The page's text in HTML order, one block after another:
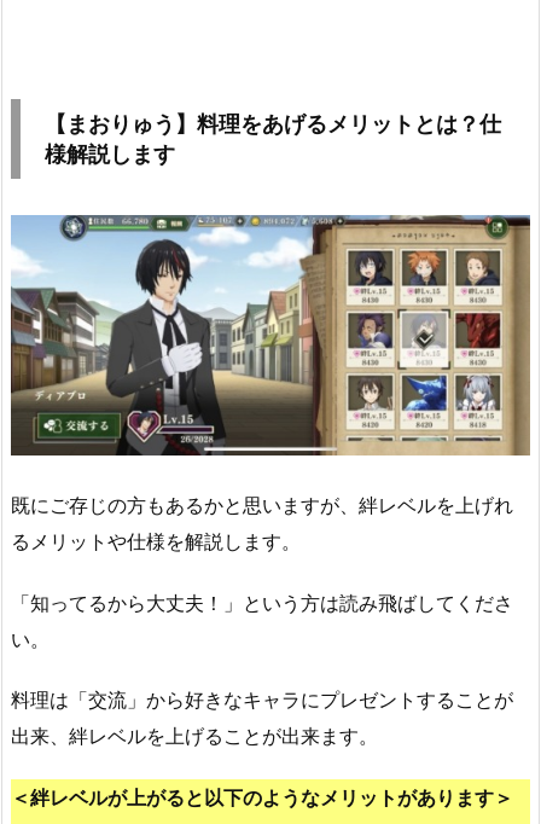
【まおりゅう】料理をあげるメリットとは？仕
様解説します
既にご存じの方もあるかと思いますが、絆レベルを上げれ
るメリットや仕様を解説します。
「知ってるから大丈夫！」という方は読み飛ばしてくださ
い。
料理は「交流」から好きなキャラにプレゼントすることが
出来、絆レベルを上げることが出来ます。
＜絆レベルが上がると以下のようなメリットがあります＞